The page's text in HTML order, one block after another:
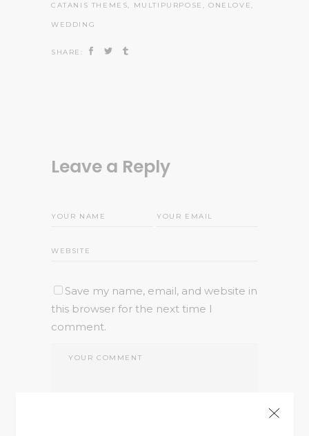
CATANIS THEMES, MULTIPURPOSE ,ONELOVE,
WEDDING
SHARE:
Leave a Reply
Save my name, email, and website in
this browser for the next time I
comment.